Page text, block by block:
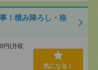
！積み降ろし・格
円(月収
気になる！